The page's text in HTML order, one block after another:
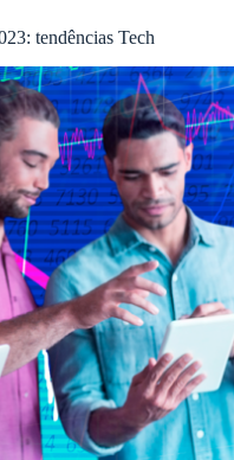
tendências Tech